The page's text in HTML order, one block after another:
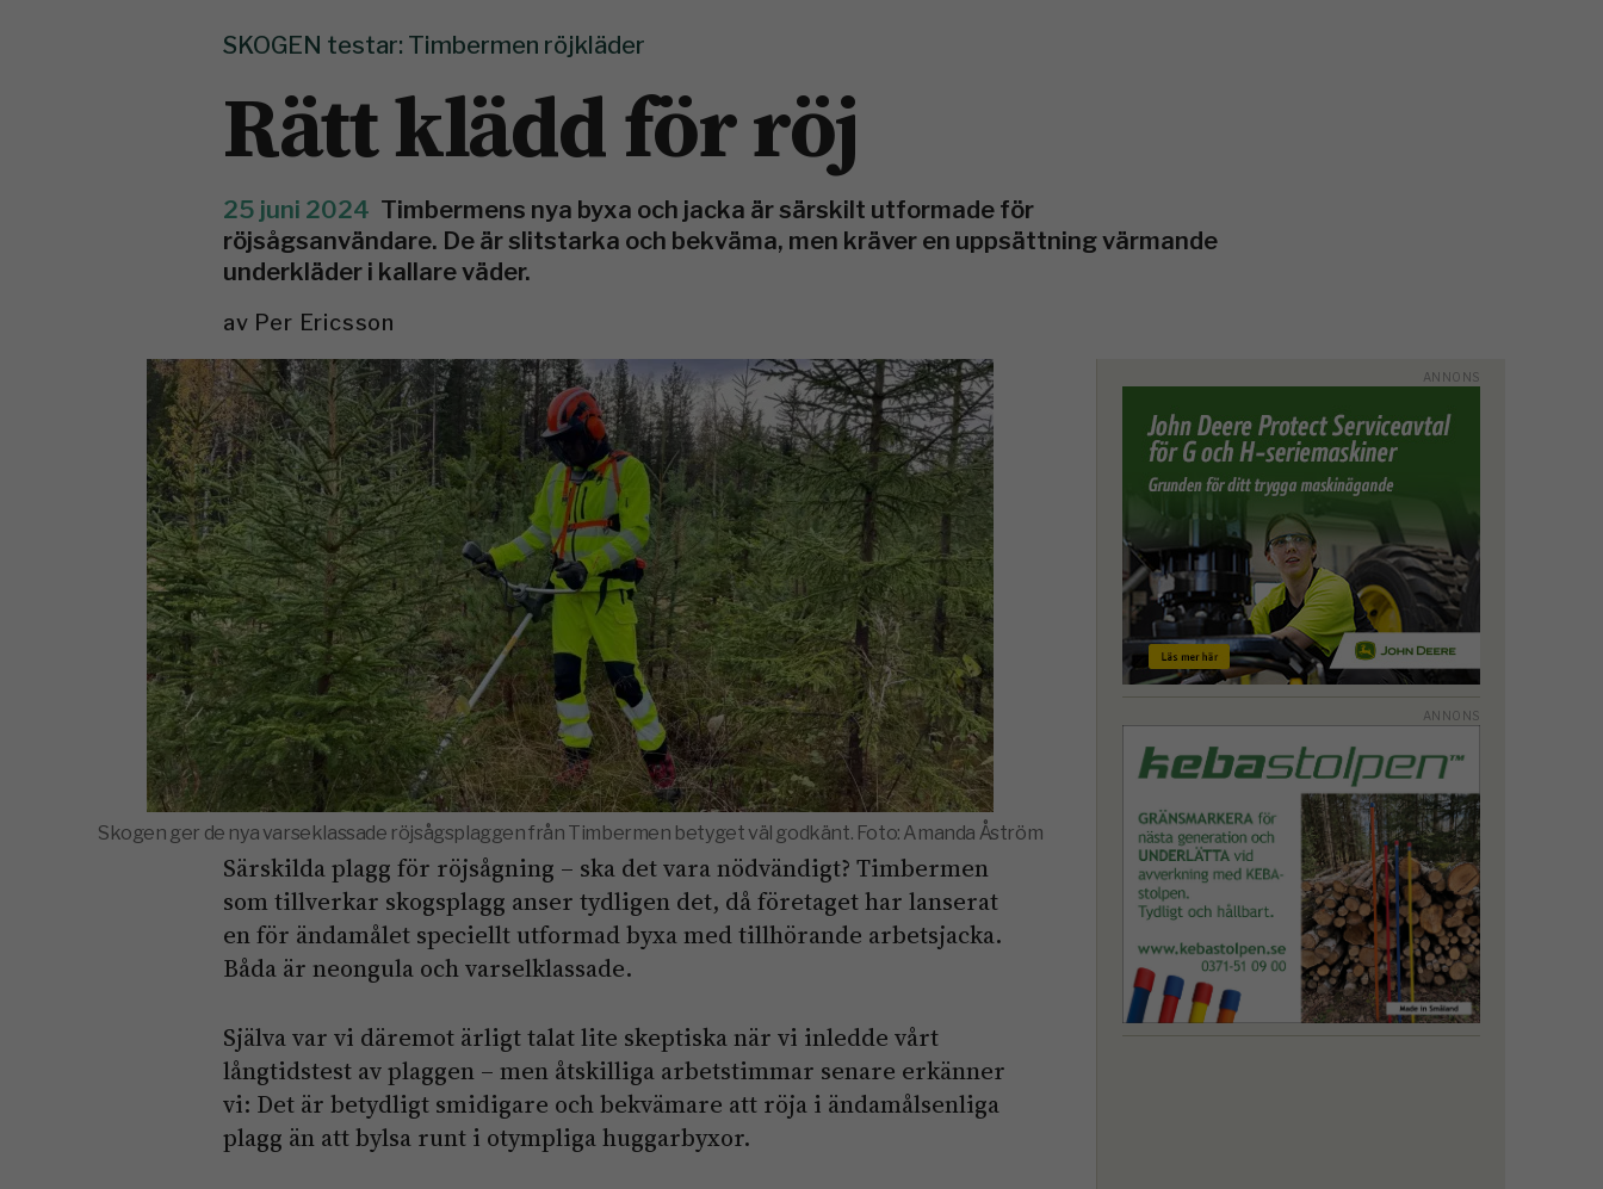
SKOGEN testar: Timbermen röjkläder
Rätt klädd för röj
25 juni 2024 Timbermens nya byxa och jacka är särskilt utformade för
röjsågsanvändare. De är slitstarka och bekväma, men kräver en uppsättning värmande
underkläder i kallare väder.
av Per Ericsson
Skogen ger de nya varseklassade röjsågsplaggen från Timbermen betyget väl godkänt. Foto: Amanda Åström
Särskilda plagg för röjsågning – ska det vara nödvändigt? Timbermen
som tillverkar skogsplagg anser tydligen det, då företaget har lanserat
en för ändamålet speciellt utformad byxa med tillhörande arbetsjacka.
Båda är neongula och varselklassade.
Själva var vi däremot ärligt talat lite skeptiska när vi inledde vårt
långtidstest av plaggen – men åtskilliga arbetstimmar senare erkänner
vi: Det är betydligt smidigare och bekvämare att röja i ändamålsenliga
plagg än att bylsa runt i otympliga huggarbyxor.